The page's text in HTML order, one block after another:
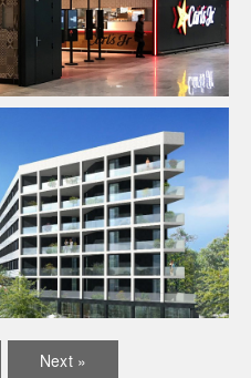
/ MOEX Structure VRD
TCE Programme Mixte
VRD
Next »